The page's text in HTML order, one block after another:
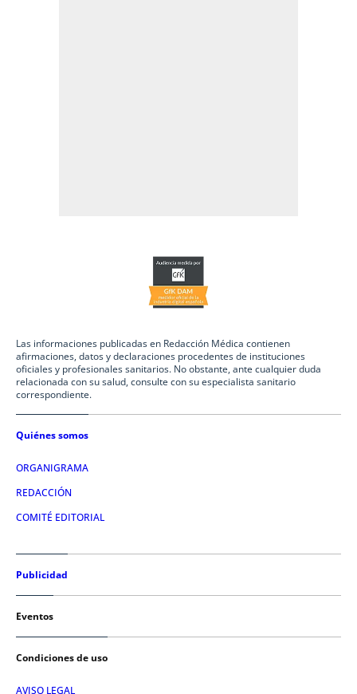
Las informaciones publicadas en Redacción Médica contienen
afirmaciones, datos y declaraciones procedentes de instituciones
oficiales y profesionales sanitarios. No obstante, ante cualquier duda
relacionada con su salud, consulte con su especialista sanitario
correspondiente.
Quiénes somos
ORGANIGRAMA
REDACCIÓN
COMITÉ EDITORIAL
Publicidad
Eventos
Condiciones de uso
AVISO LEGAL